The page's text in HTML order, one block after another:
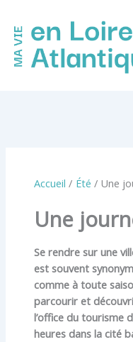
contenu
Accueil Été Une
Une
Se rendre sur une
est souvent
comme à toute
parcourir et
l’office du tourisme
heures dans la cité